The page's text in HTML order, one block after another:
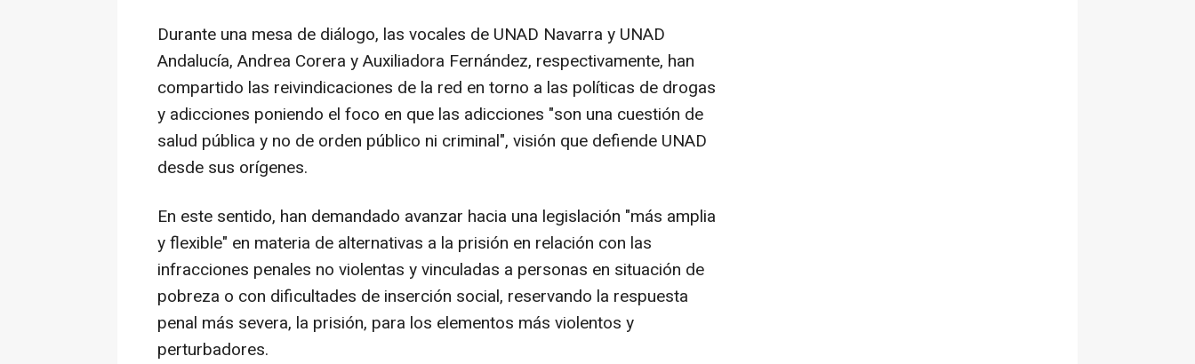
Durante una mesa de diálogo, las vocales de UNAD Navarra y UNAD
Andalucía, Andrea Corera y Auxiliadora Fernández, respectivamente, han
compartido las reivindicaciones de la red en torno a las políticas de drogas
y adicciones poniendo el foco en que las adicciones "son una cuestión de
salud pública y no de orden público ni criminal", visión que defiende UNAD
desde sus orígenes.
En este sentido, han demandado avanzar hacia una legislación "más amplia
y flexible" en materia de alternativas a la prisión en relación con las
infracciones penales no violentas y vinculadas a personas en situación de
pobreza o con dificultades de inserción social, reservando la respuesta
penal más severa, la prisión, para los elementos más violentos y
perturbadores.